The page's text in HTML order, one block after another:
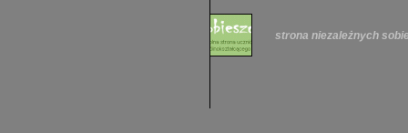
strona niezależnych